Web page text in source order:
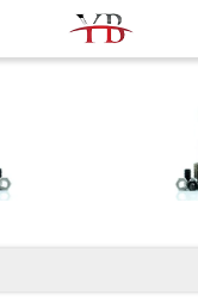
รายละเอียดสินค้